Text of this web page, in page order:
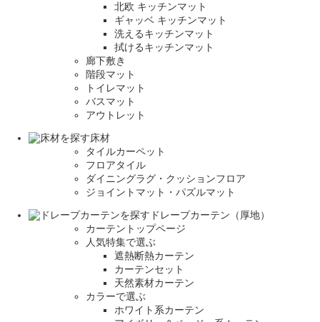
北欧 キッチンマット
ギャッベ キッチンマット
洗えるキッチンマット
拭けるキッチンマット
廊下敷き
階段マット
トイレマット
バスマット
アウトレット
床材
タイルカーペット
フロアタイル
ダイニングラグ・クッションフロア
ジョイントマット・パズルマット
ドレープカーテン（厚地）
カーテントップページ
人気特集で選ぶ
遮熱断熱カーテン
カーテンセット
天然素材カーテン
カラーで選ぶ
ホワイト系カーテン